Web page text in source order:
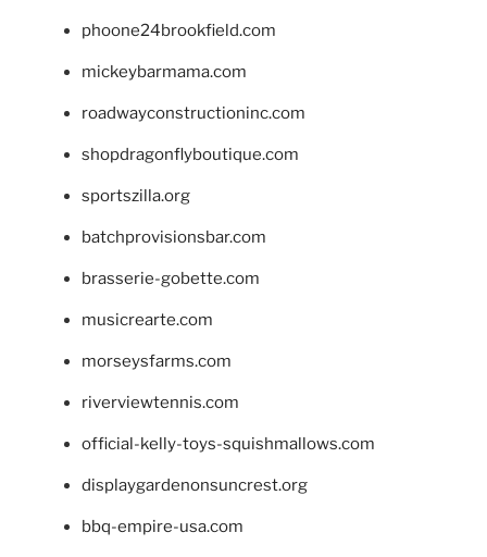
phoone24brookfield.com
mickeybarmama.com
roadwayconstructioninc.com
shopdragonflyboutique.com
sportszilla.org
batchprovisionsbar.com
brasserie-gobette.com
musicrearte.com
morseysfarms.com
riverviewtennis.com
official-kelly-toys-squishmallows.com
displaygardenonsuncrest.org
bbq-empire-usa.com